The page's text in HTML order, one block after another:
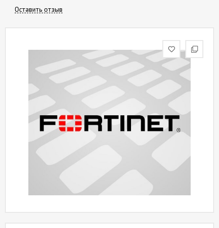
Оставить отзыв